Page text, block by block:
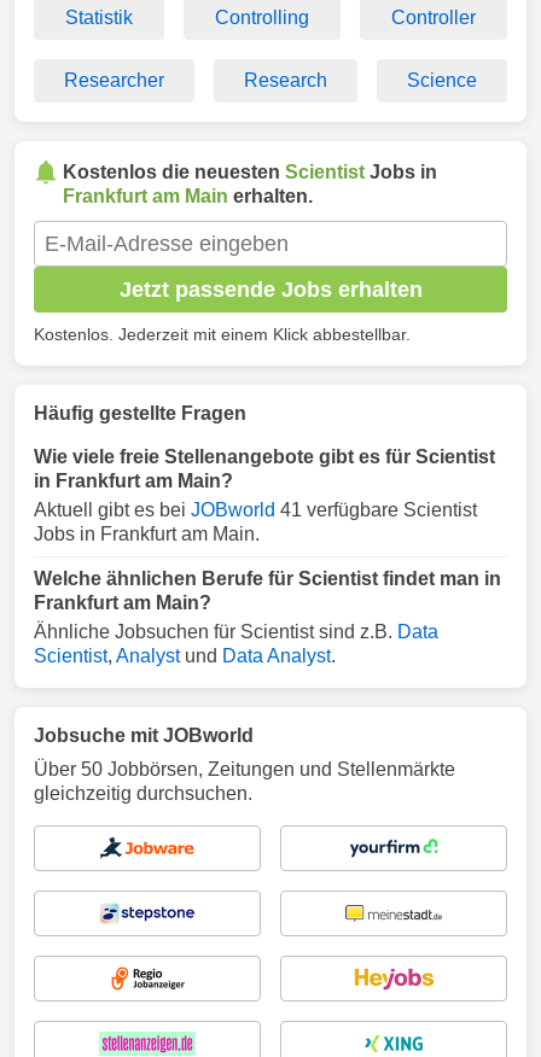
Statistik Controlling Controller
Researcher Research Science
Kostenlos die neuesten Scientist Jobs in
Frankfurt am Main erhalten.
Jetzt passende Jobs erhalten
Kostenlos. Jederzeit mit einem Klick abbestellbar.
Häufig gestellte Fragen
Wie viele freie Stellenangebote gibt es für Scientist
in Frankfurt am Main?
Aktuell gibt es bei JOBworld 41 verfügbare Scientist
Jobs in Frankfurt am Main.
Welche ähnlichen Berufe für Scientist findet man in
Frankfurt am Main?
Ähnliche Jobsuchen für Scientist sind z.B. Data
Scientist, Analystund Data Analyst.
Jobsuche mit JOBworld
Über 50 Jobbörsen, Zeitungen und Stellenmärkte
gleichzeitig durchsuchen.